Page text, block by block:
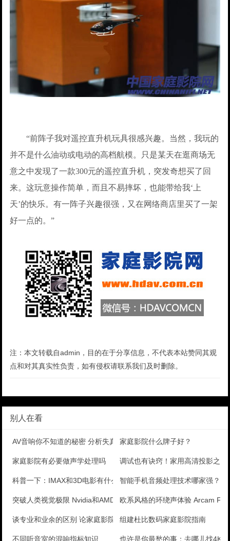
“前阵子我对遥控直升机玩具很感兴趣。当然，我玩的
并不是什么油动或电动的高档航模。只是某天在逛商场无
意之中发现了一款300元的遥控直升机，突发奇想买了回
来。这玩意操作简单，而且不易摔坏，也能带给我‘上
天’的快乐。有一阵子兴趣很强，又在网络商店里买了一架
好一点的。”
注：本文转载自admin，目的在于分享信息，不代表本站赞同其观
点和对其真实性负责，如有侵权请联系我们及时删除。
别人在看
AV音响你不知道的秘密 分析失真问题家庭影院什么牌子好？
家庭影院有必要做声学处理吗 调试也有诀窍！家用高清投影之应
科普一下：IMAX和3D电影有什么区别智能手机音频处理技术哪家强？
突破人类视觉极限 Nvidia和AMD筹备研发8K显欧系风格的环绕声体验 Arcam
谈专业和业余的区别 论家庭影院音响组建杜比数码家庭影院指南
不同听音室的混响指标知识 也许是你最愁的事：去哪儿找4K